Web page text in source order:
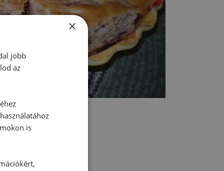
×
jobb
az
is